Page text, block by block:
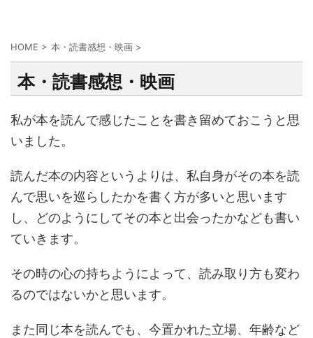
HOME > 本・読書感想・映画 >
本・読書感想・映画
私が本を読んで感じたことを書き留めておこうと思
いました。
読んだ本の内容というよりは、私自身がその本を読
んで思いを巡らしたかを書く方が多いと思います
し、どのようにしてその本と出会ったかなども書い
ていきます。
その時の心の持ちようによって、読み取り方も変わ
るのではないかと思います。
また同じ本を読んでも、今置かれた立場、年齢など